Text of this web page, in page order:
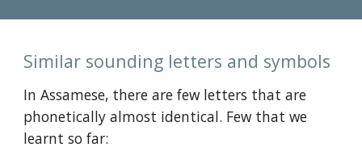
Similar sounding letters and symbols
In Assamese, there are few letters that are
phonetically almost identical. Few that we
learnt so far: